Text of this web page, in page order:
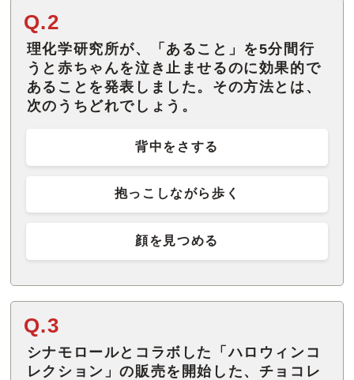
Q.2
理化学研究所が、「あること」を5分間行
うと赤ちゃんを泣き止ませるのに効果的で
あることを発表しました。その方法とは、
次のうちどれでしょう。
背中をさする
抱っこしながら歩く
顔を見つめる
Q.3
シナモロールとコラボした「ハロウィンコ
レクション」の販売を開始した、チョコレ